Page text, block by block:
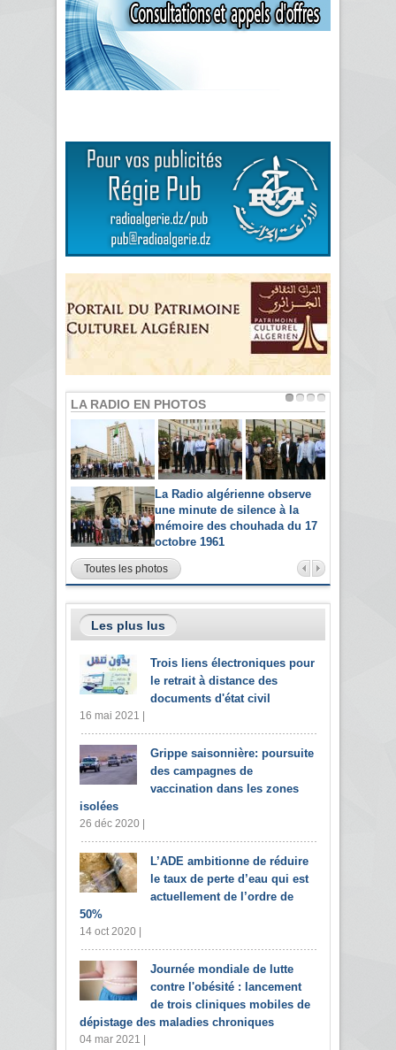
LA RADIO EN PHOTOS
La Radio algérienne observe
une minute de silence à la
mémoire des chouhada du 17
octobre 1961
Toutes les photos
Les plus lus
Trois liens électroniques pour
le retrait à distance des
documents d'état civil
16 mai 2021 |
Grippe saisonnière: poursuite
des campagnes de
vaccination dans les zones
isolées
26 déc 2020 |
L’ADE ambitionne de réduire
le taux de perte d’eau qui est
actuellement de l’ordre de
50%
14 oct 2020 |
Journée mondiale de lutte
contre l'obésité : lancement
de trois cliniques mobiles de
dépistage des maladies chroniques
04 mar 2021 |